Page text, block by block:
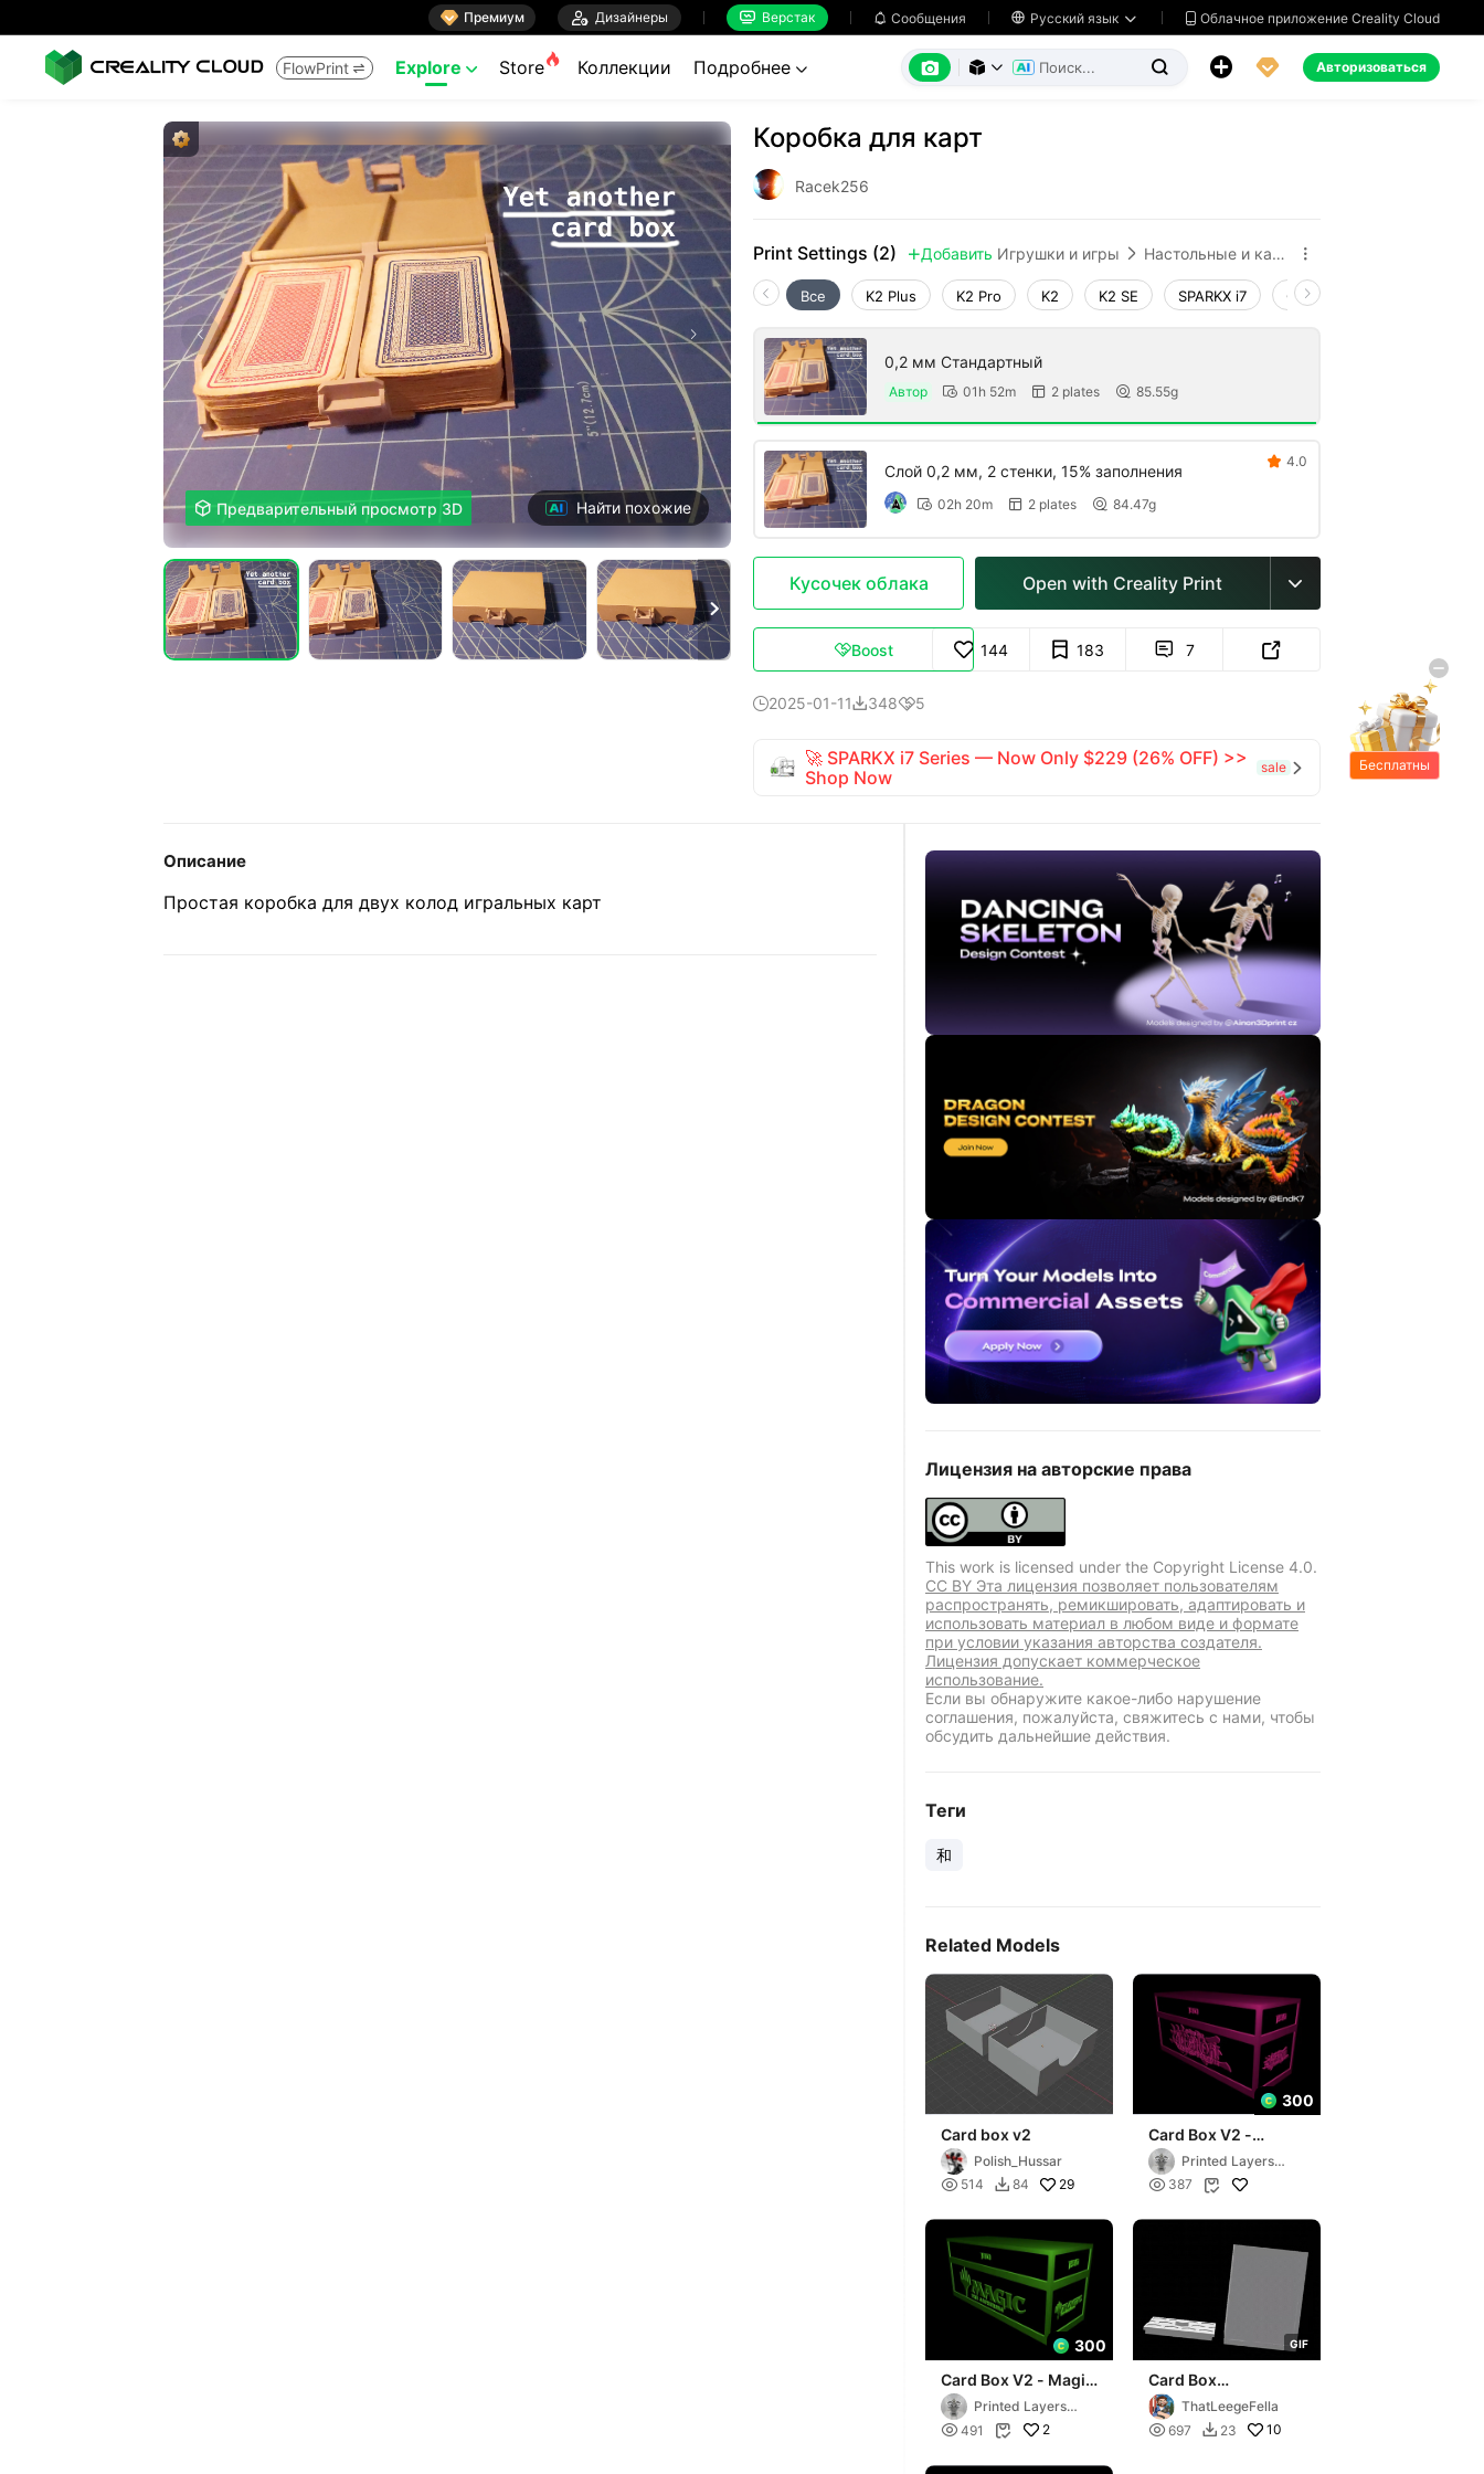
 Премиум  Дизайнеры  Верстак  Сообщения  Русский язык   Облачное приложение Creality Cloud
FlowPrint  Explore  Store Коллекции Подробнее        Авторизоваться
 Предварительный просмотр 3D Найти похожие

Коробка для карт
Racek256
Print Settings (2)  Добавить Игрушки и игры  Настольные и карточные игры 
Все K2 Plus K2 Pro K2 K2 SE SPARKX i7 Creality Hi
0,2 мм Стандартный
Автор  01h 52m  2 plates  85.55g
Слой 0,2 мм, 2 стенки, 15% заполнения
 02h 20m  2 plates  84.47g
 4.0
Кусочек облака Open with Creality Print 
Boost 144 183  7 
2025-01-113485
🚀 SPARKX i7 Series — Now Only $229 (26% OFF) >>
Shop Now
sale 
Описание
Простая коробка для двух колод игральных карт
Лицензия на авторские права
This work is licensed under the Copyright License 4.0.
CC BY Эта лицензия позволяет пользователям
распространять, ремикшировать, адаптировать и
использовать материал в любом виде и формате
при условии указания авторства создателя.
Лицензия допускает коммерческое
использование.
Если вы обнаружите какое-либо нарушение
соглашения, пожалуйста, свяжитесь с нами, чтобы
обсудить дальнейшие действия.
Теги
和
Related Models
Card box v2
Polish_Hussar
 514  84 29
300
Card Box V2 -
Yugioh - 150 Cards
(Topload)
Printed Layers
Aus
 387 
300
Card Box V2 - Magic
- 150 Cards
(Topload)
Printed Layers
Aus
 491  2
GIF
Card Box
(Magic/Pokémon/et
c.)
ThatLeegeFella
 697  23 10
Бесплатны